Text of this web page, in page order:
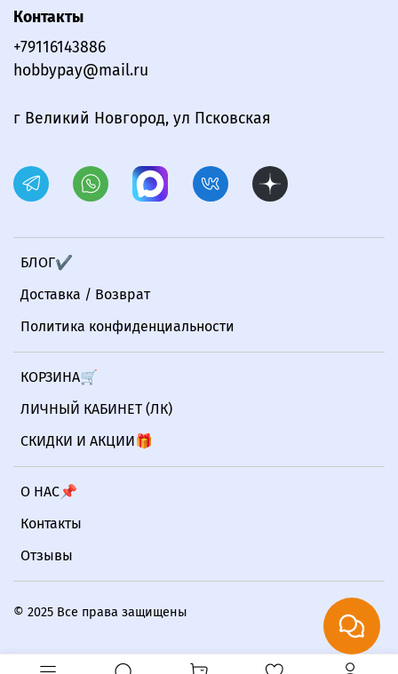
БЛОГ✔
Доставка / Возврат
Политика конфиденциальности
КОРЗИНА🛒
ЛИЧНЫЙ КАБИНЕТ (ЛК)
СКИДКИ И АКЦИИ🎁
О НАС📌
Контакты
Отзывы
Контакты
+79116143886
hobbypay@mail.ru
г Великий Новгород, ул Псковская
© 2025 Все права защищены